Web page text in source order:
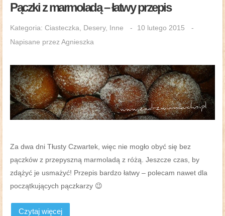
Pączki z marmoladą – łatwy przepis
Kategoria: Ciasteczka Desery, Inne
10 lutego 2015
Napisane przez Agnieszka
Za dwa dni Tłusty Czwartek, więc nie mogło obyć się bez
pączków z przepyszną marmoladą z różą. Jeszcze czas, by
zdążyć je usmażyć! Przepis bardzo łatwy – polecam nawet dla
początkujących pączkarzy 😉
Czytaj więcej